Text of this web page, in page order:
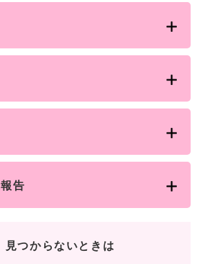
告
見つからないときは